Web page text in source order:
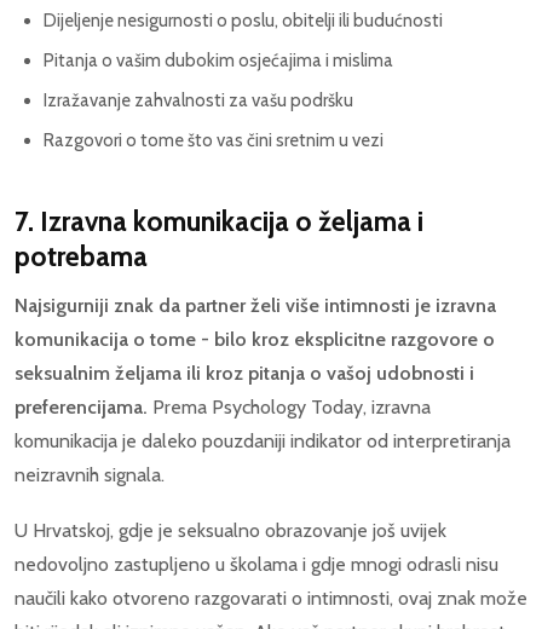
Dijeljenje nesigurnosti o poslu, obitelji ili budućnosti
Pitanja o vašim dubokim osjećajima i mislima
Izražavanje zahvalnosti za vašu podršku
Razgovori o tome što vas čini sretnim u vezi
7. Izravna komunikacija o željama i
potrebama
Najsigurniji znak da partner želi više intimnosti je izravna
komunikacija o tome - bilo kroz eksplicitne razgovore o
seksualnim željama ili kroz pitanja o vašoj udobnosti i
preferencijama. Prema Psychology Today, izravna
komunikacija je daleko pouzdaniji indikator od interpretiranja
neizravnih signala.
U Hrvatskoj, gdje je seksualno obrazovanje još uvijek
nedovoljno zastupljeno u školama i gdje mnogi odrasli nisu
naučili kako otvoreno razgovarati o intimnosti, ovaj znak može